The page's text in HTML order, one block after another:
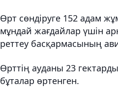
Өрт сөндіруге 152 адам
мұндай жағдайлар үшін
реттеу басқармасының
Өрттің ауданы 23
бұталар өртенген.